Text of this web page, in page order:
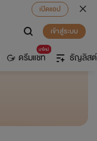
เปิดแอป
เข้าสู่ระบบ
มาใหม่
ดรีมแชท ธัญลิสต์